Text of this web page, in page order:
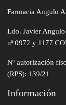
Farmacia Angulo
Ldo. Javier
nª 0972 y 1177
Nº autorización
(RPS): 139/21
Información